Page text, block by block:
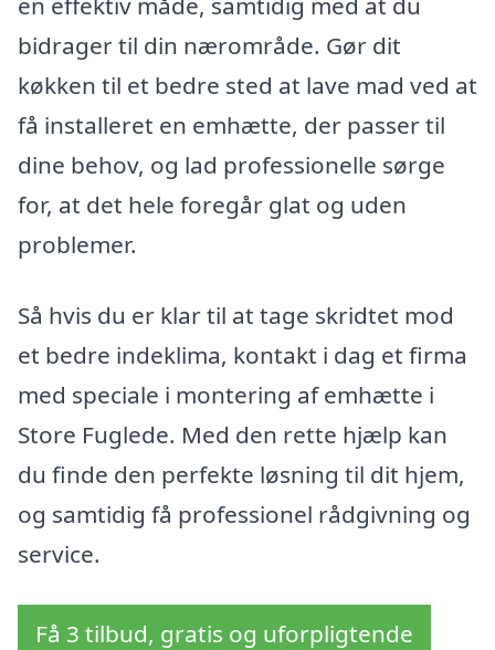
bidrager til din nærområde. Gør dit
køkken til et bedre sted at lave mad ved at
få installeret en emhætte, der passer til
dine behov, og lad professionelle sørge
for, at det hele foregår glat og uden
problemer.
Så hvis du er klar til at tage skridtet mod
et bedre indeklima, kontakt i dag et firma
med speciale i montering af emhætte i
Store Fuglede. Med den rette hjælp kan
du finde den perfekte løsning til dit hjem,
og samtidig få professionel rådgivning og
service.
Få 3 tilbud, gratis og uforpligtende